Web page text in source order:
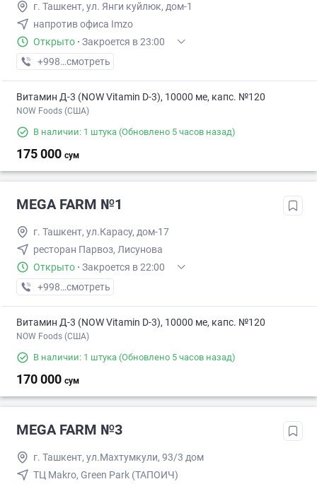
г. Ташкент, ул. Янги куйлюк, дом-1
напротив офиса Imzo
Открыто · Закроется в 23:00
+998 (71) XXX-XX-XX
смотреть
Витамин Д-3 (NOW Vitamin D-3), 10000 ме, капс. №120
NOW Foods (США)
В наличии: 1 штука (Обновлено 5 часов назад)
175 000 сум
MEGA FARM №1
г. Ташкент, ул.Карасу, дом-17
ресторан Парвоз, Лисунова
Открыто · Закроется в 22:00
+998 (71) XXX-XX-XX
смотреть
Витамин Д-3 (NOW Vitamin D-3), 10000 ме, капс. №120
NOW Foods (США)
В наличии: 1 штука (Обновлено 5 часов назад)
170 000 сум
MEGA FARM №3
г. Ташкент, ул.Махтумкули, 93/3 дом
ТЦ Makro, Green Park (ТАПОИЧ)